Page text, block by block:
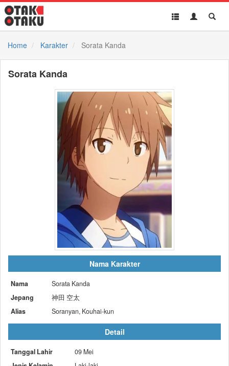
Toggle
Toggle
Home
Karakter Sorata Kanda
Sorata Kanda
Nama Karakter
Nama
Sorata Kanda
Jepang
神田 空太
Alias
Soranyan, Kouhai-kun
Detail
Tanggal Lahir
09 Mei